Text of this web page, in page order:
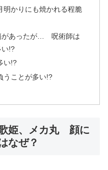
明かりにも焼かれる程脆
があったが… 呪術師は
い!?
い!?
うことが多い!?
姫、メカ丸 顔に
なぜ？